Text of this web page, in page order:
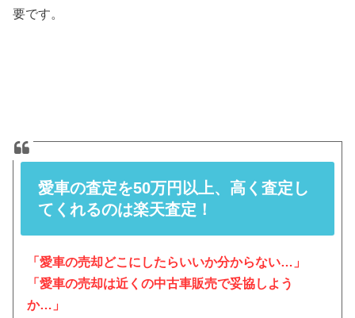
要です。
愛車の査定を50万円以上、高く査定し
てくれるのは楽天査定！
「愛車の売却どこにしたらいいか分からない…」
「愛車の売却は近くの中古車販売で妥協しよう
か…」